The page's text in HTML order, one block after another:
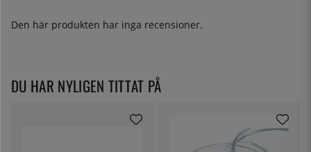
Den här produkten har inga recensioner.
DU HAR NYLIGEN TITTAT PÅ